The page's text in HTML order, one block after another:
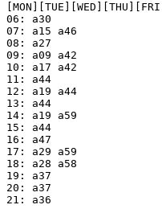
[MON][TUE][WED][THU][FRI]
06: a30
07: a15 a46
08: a27
09: a09 a42
10: a17 a42
11: a44
12: a19 a44
13: a44
14: a19 a59
15: a44
16: a47
17: a29 a59
18: a28 a58
19: a37
20: a37
21: a36